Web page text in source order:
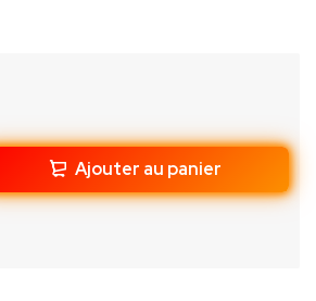
Ajouter au panier